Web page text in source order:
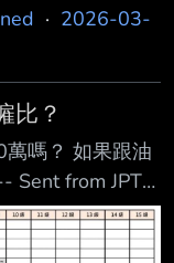
」工務員，去
配置為「師
擔任助理工程
積電工地報到。
dcard的那兩篇
乎比區處更複
暇時間有蠻多地
處 鬼故事也沒
何 3.核火工程處
享，似乎是很
有加給，但生活
區施工處 也是到
· 2026-03-
比？
嗎？ 如果跟油
Sent from JPTT